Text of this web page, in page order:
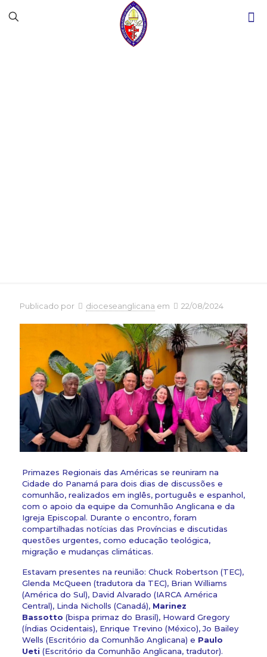
Publicado por dioceseanglicana em 22/08/2024
Primazes Regionais das Américas se reuniram na
Cidade do Panamá para dois dias de discussões e
comunhão, realizados em inglês, português e espanhol,
com o apoio da equipe da Comunhão Anglicana e da
Igreja Episcopal. Durante o encontro, foram
compartilhadas notícias das Províncias e discutidas
questões urgentes, como educação teológica,
migração e mudanças climáticas.
Estavam presentes na reunião: Chuck Robertson (TEC),
Glenda McQueen (tradutora da TEC), Brian Williams
(América do Sul), David Alvarado (IARCA América
Central), Linda Nicholls (Canadá), Marinez
Bassotto (bispa primaz do Brasil), Howard Gregory
(Índias Ocidentais), Enrique Trevino (México), Jo Bailey
Wells (Escritório da Comunhão Anglicana) e Paulo
Ueti (Escritório da Comunhão Anglicana, tradutor).